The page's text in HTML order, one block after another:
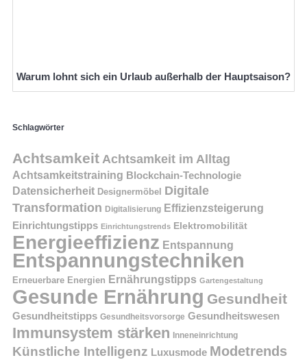
Warum lohnt sich ein Urlaub außerhalb der Hauptsaison?
Schlagwörter
Achtsamkeit Achtsamkeit im Alltag
Achtsamkeitstraining Blockchain-Technologie
Datensicherheit Designermöbel
Digitale
Transformation Digitalisierung Effizienzsteigerung
Einrichtungstipps Einrichtungstrends Elektromobilität
Energieeffizienz Entspannung
Entspannungstechniken
Erneuerbare Energien Ernährungstipps Gartengestaltung
Gesunde Ernährung Gesundheit
Gesundheitstipps Gesundheitsvorsorge Gesundheitswesen
Immunsystem stärken Inneneinrichtung
Künstliche Intelligenz Luxusmode Modetrends